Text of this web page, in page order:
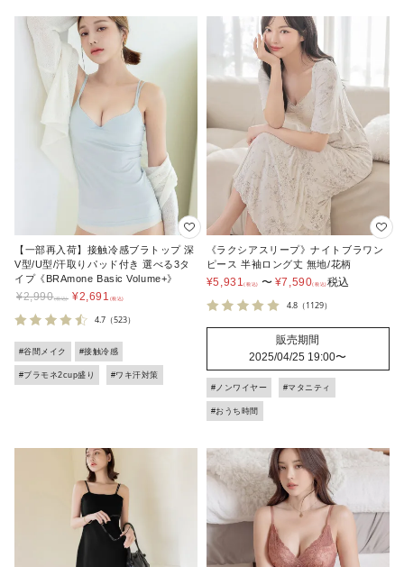
【一部再入荷】接触冷感ブラトップ 深
V型/U型/汗取りパッド付き 選べる3タ
イプ《BRAmone Basic Volume+》
¥2,990 ¥2,691
4.7 （523）
#谷間メイク #接触冷感
#ブラモネ2cup盛り #ワキ汗対策
《ラクシアスリープ》ナイトブラワン
ピース 半袖ロング丈 無地/花柄
¥5,931 〜 ¥7,590 税込
4.8（1129）
販売期間
2025/04/25 19:00〜
#ノンワイヤー #マタニティ
#おうち時間